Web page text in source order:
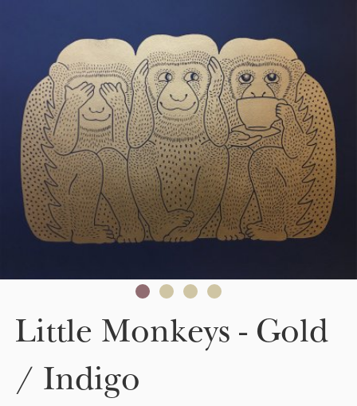
Little Monkeys - Gold
/ Indigo